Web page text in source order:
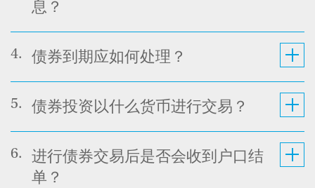
息？
4. 债券到期应如何处理？
5. 债券投资以什么货币进行交易？
6.
进行债券交易后是否会收到户口结
单？